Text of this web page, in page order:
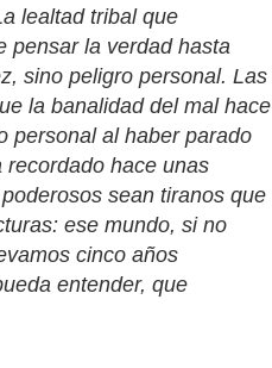
lealtad tribal que
pensar la verdad hasta
sino peligro personal. Las
la banalidad del mal hace
personal al haber parado
hace unas
sean tiranos que
ese mundo, si no
cinco años
entender, que